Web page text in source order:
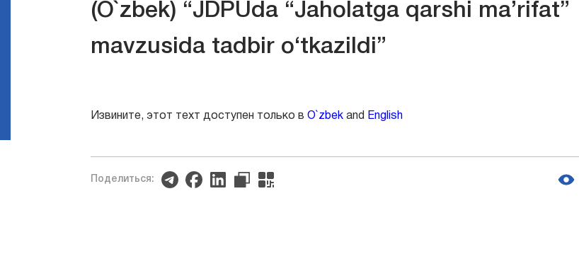
(O`zbek) “JDPUda “Jaholatga qarshi ma’rifat”
mavzusida tadbir o‘tkazildi”
Извините, этот техт доступен только вO`zbek and English
Поделиться: